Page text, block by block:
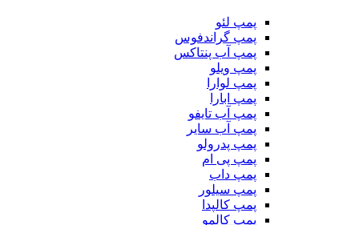
پمپ لئو
پمپ گراندفوس
پمپ آب پنتاکس
پمپ ویلو
پمپ لوارا
پمپ ابارا
پمپ آب تایفو
پمپ آب سایر
پمپ پدرولو
پمپ پی ام
پمپ داب
پمپ سیلور
پمپ کالپدا
پمپ کالمو